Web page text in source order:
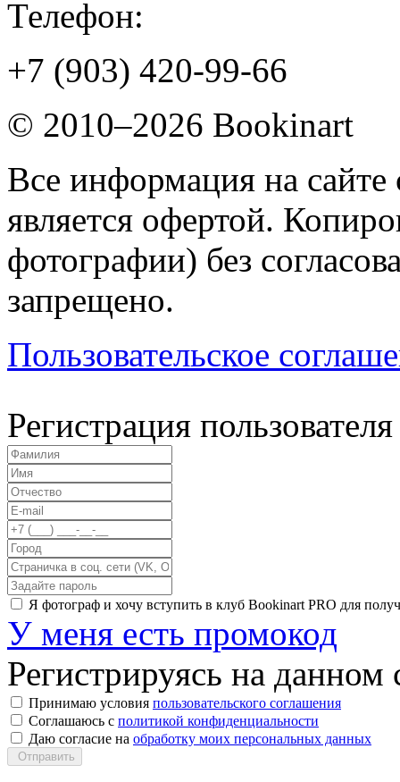
Телефон:
+7 (903) 420-99-66
© 2010–2026 Bookinart
Все информация на
является офертой.
фотографии) без
запрещено.
Пользовательское
Регистрация пользователя
Я фотограф и хочу вступить в клуб Bookinart PRO для
У меня есть промокод
Регистрируясь на данном
Принимаю условия пользовательского соглашения
Соглашаюсь с политикой конфиденциальности
Даю согласие на обработку моих персональных данных
Отправить